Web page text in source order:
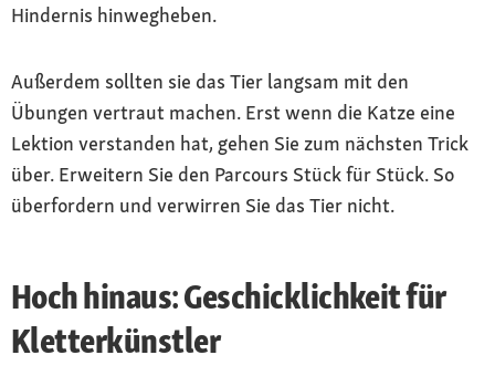
Hindernis hinwegheben.
Außerdem sollten sie das Tier langsam mit den
Übungen vertraut machen. Erst wenn die Katze eine
Lektion verstanden hat, gehen Sie zum nächsten Trick
über. Erweitern Sie den Parcours Stück für Stück. So
überfordern und verwirren Sie das Tier nicht.
Hoch hinaus: Geschicklichkeit für
Kletterkünstler